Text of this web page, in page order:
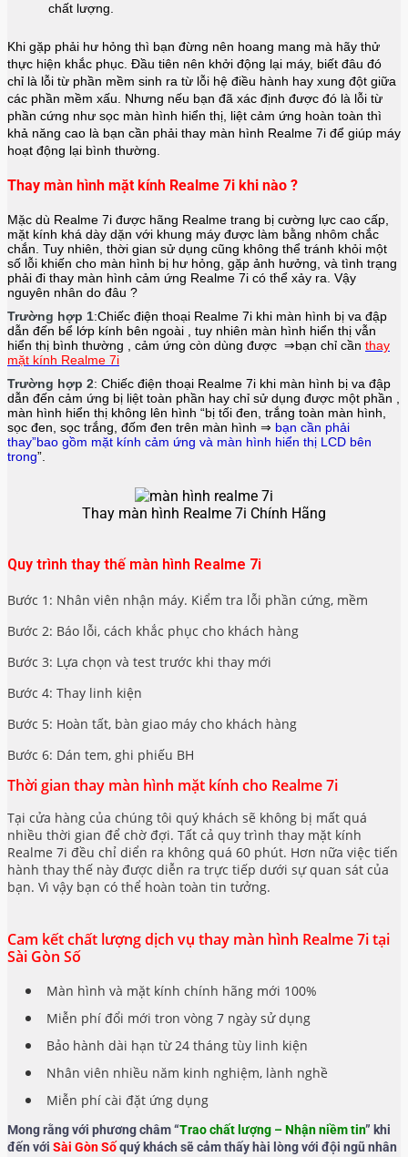
chất lượng.
Khi gặp phải hư hỏng thì bạn đừng nên hoang mang mà hãy thử
thực hiện khắc phục. Đầu tiên nên khởi động lại máy, biết đâu đó
chỉ là lỗi từ phần mềm sinh ra từ lỗi hệ điều hành hay xung đột giữa
các phần mềm xấu. Nhưng nếu bạn đã xác định được đó là lỗi từ
phần cứng như sọc màn hình hiển thị, liệt cảm ứng hoàn toàn thì
khả năng cao là bạn cần phải thay màn hình Realme 7i để giúp máy
hoạt động lại bình thường.
Thay màn hình mặt kính Realme 7i khi nào ?
Mặc dù Realme 7i được hãng Realme trang bị cường lực cao cấp,
mặt kính khá dày dặn với khung máy được làm bằng nhôm chắc
chắn. Tuy nhiên, thời gian sử dụng cũng không thể tránh khỏi một
số lỗi khiến cho màn hình bị hư hỏng, gặp ảnh hưởng, và tình trạng
phải đi thay màn hình cảm ứng Realme 7i có thể xảy ra. Vậy
nguyên nhân do đâu ?
Trường hợp 1:Chiếc điện thoại Realme 7i khi màn hình bị va đập
dẫn đến bể lớp kính bên ngoài , tuy nhiên màn hình hiển thị vẫn
hiển thị bình thường , cảm ứng còn dùng được ⇒bạn chỉ cần thay
mặt kính Realme 7i
Trường hợp 2: Chiếc điện thoại Realme 7i khi màn hình bị va đập
dẫn đến cảm ứng bị liệt toàn phần hay chỉ sử dụng được một phần ,
màn hình hiển thị không lên hình “bị tối đen, trắng toàn màn hình,
sọc đen, sọc trắng, đốm đen trên màn hình ⇒ bạn cần phải
thay”bao gồm mặt kính cảm ứng và màn hình hiển thị LCD bên
trong”.
Thay màn hình Realme 7i Chính Hãng
Quy trình thay thế màn hình Realme 7i
Bước 1: Nhân viên nhận máy. Kiểm tra lỗi phần cứng, mềm
Bước 2: Báo lỗi, cách khắc phục cho khách hàng
Bước 3: Lựa chọn và test trước khi thay mới
Bước 4: Thay linh kiện
Bước 5: Hoàn tất, bàn giao máy cho khách hàng
Bước 6: Dán tem, ghi phiếu BH
Thời gian thay màn hình mặt kính cho Realme 7i
Tại cửa hàng của chúng tôi quý khách sẽ không bị mất quá
nhiều thời gian để chờ đợi. Tất cả quy trình thay mặt kính
Realme 7i đều chỉ diển ra không quá 60 phút. Hơn nữa việc tiến
hành thay thế này được diễn ra trực tiếp dưới sự quan sát của
bạn. Vì vậy bạn có thể hoàn toàn tin tưởng.
Cam kết chất lượng dịch vụ thay màn hình Realme 7i tại
Sài Gòn Số
Màn hình và mặt kính chính hãng mới 100%
Miễn phí đổi mới tron vòng 7 ngày sử dụng
Bảo hành dài hạn từ 24 tháng tùy linh kiện
Nhân viên nhiều năm kinh nghiệm, lành nghề
Miễn phí cài đặt ứng dụng
Mong rằng với phương châm “Trao chất lượng – Nhận niềm tin” khi
đến với Sài Gòn Sốquý khách sẽ cảm thấy hài lòng với đội ngũ nhân